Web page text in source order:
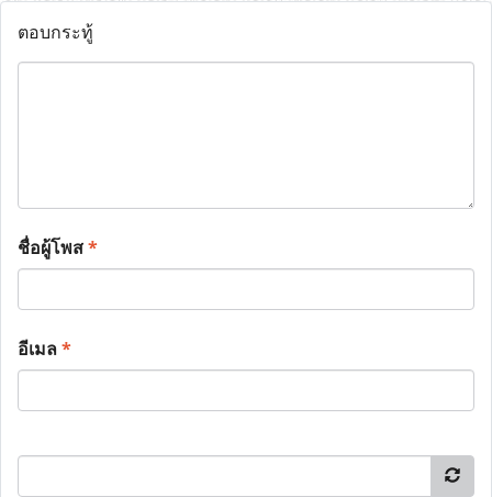
ตอบกระทู้
ชื่อผู้โพส*
อีเมล*